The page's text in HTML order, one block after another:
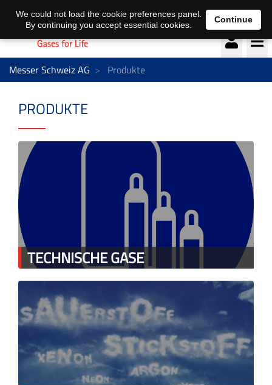
Deutsch français
Messer Schweiz AG Produkte
PRODUKTE
TECHNISCHE GASE
We could not load the cookie preferences panel.
By continuing you accept essential cookies.
Continue